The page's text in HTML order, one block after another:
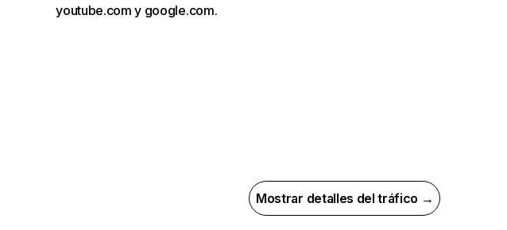
youtube.com y google.com.
Mostrar detalles del tráfico →